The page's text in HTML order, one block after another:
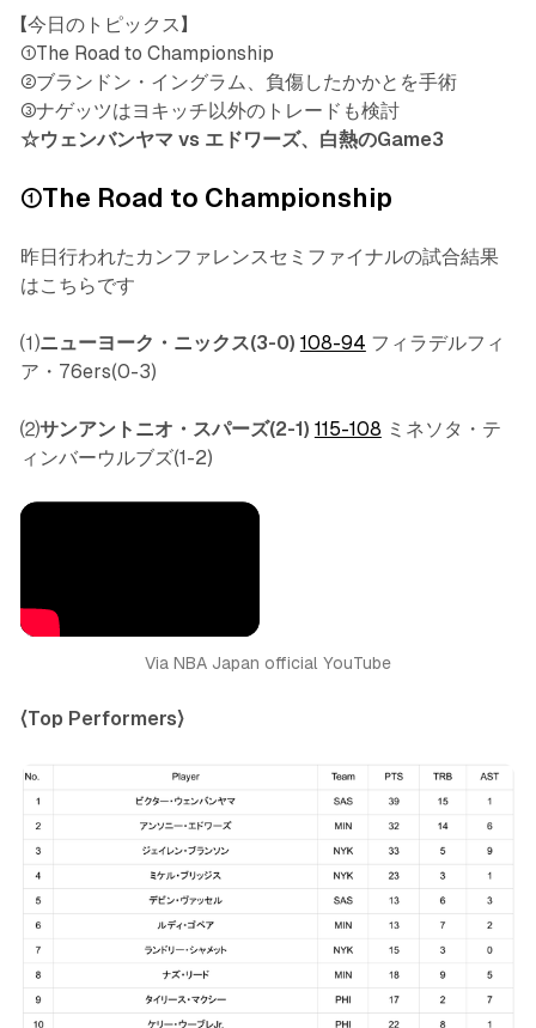
【今日のトピックス】
①The Road to Championship
②ブランドン・イングラム、負傷したかかとを手術
③ナゲッツはヨキッチ以外のトレードも検討
☆ウェンバンヤマ vs エドワーズ、白熱のGame3
①The Road to Championship
昨日行われたカンファレンスセミファイナルの試合結果
はこちらです
⑴ニューヨーク・ニックス(3-0) 108-94 フィラデルフィ
ア・76ers(0-3)
⑵サンアントニオ・スパーズ(2-1) 115-108 ミネソタ・テ
ィンバーウルブズ(1-2)
Via NBA Japan official YouTube
〈Top Performers〉